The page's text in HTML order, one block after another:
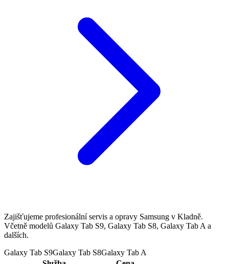
Zajišťujeme profesionální servis a opravy Samsung v Kladně.
Včetně modelů Galaxy Tab S9, Galaxy Tab S8, Galaxy Tab A a
dalších.
Galaxy Tab S9Galaxy Tab S8Galaxy Tab A